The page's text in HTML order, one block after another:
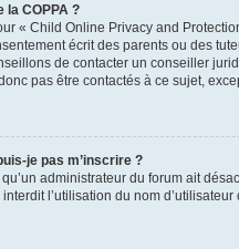
la COPPA ?
« Child Online Privacy and
écrit des parents ou des
de contacter un conseiller
pas être contactés à ce sujet,
je pas m’inscrire ?
administrateur du forum ait
l’utilisation du nom